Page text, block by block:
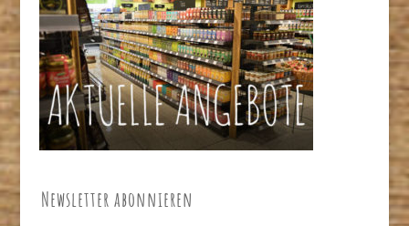
Newsletter abonnieren